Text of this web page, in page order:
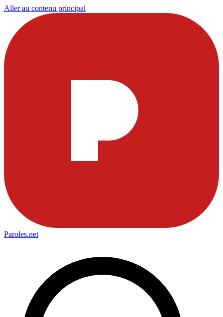
Aller au contenu principal
Paroles.net